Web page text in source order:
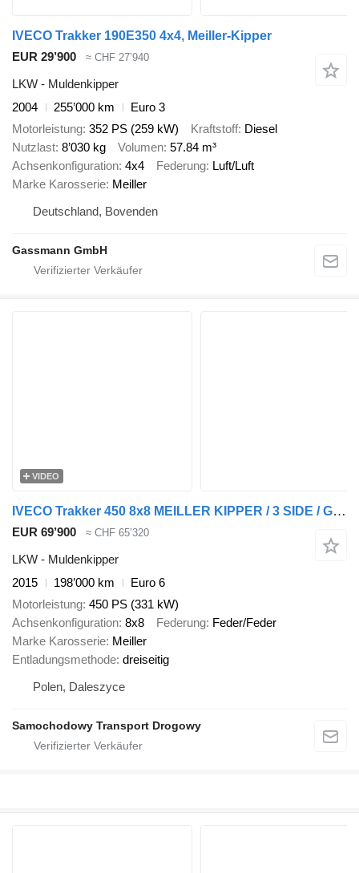
IVECO Trakker 190E350 4x4, Meiller-Kipper
EUR 29’900
≈ CHF 27’940
LKW - Muldenkipper
2004
255’000 km
Euro 3
Motorleistung 352 PS (259 kW) Kraftstoff Diesel
Nutzlast 8’030 kg Volumen 57.84 m³
Achsenkonfiguration 4x4 Federung Luft/Luft
Marke Karosserie Meiller
Deutschland, Bovenden
Gassmann GmbH
VIDEO
IVECO Trakker 450 8x8 MEILLER KIPPER / 3 SIDE / GERMAN TRUCK
EUR 69’900 ≈ CHF 65’320
LKW - Muldenkipper
2015
198’000 km
Euro 6
Motorleistung 450 PS (331 kW)
Achsenkonfiguration 8x8 Federung Feder/Feder
Marke Karosserie Meiller
Entladungsmethode dreiseitig
Polen, Daleszyce
Samochodowy Transport Drogowy